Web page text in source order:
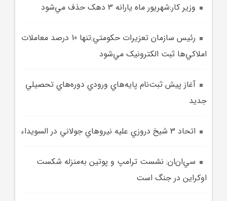
وزير کار:شهريور ماه يارانه 3 دهک حذف مي‌شود
رئيس سازمان تعزيرات حکومتي:تنها 10 درصد معاملات
املاکي‌ها ثبت الکترونيک مي‌شود
آغاز پيش ثبت‌نام پايه‌هاي ورودي دوره‌هاي تحصيلي
جديد
اتحاد 3 شيخ دروزي عليه نيروهاي جولاني در السويداء
سي‌ان‌ان: نشست ترامپ و پوتين به‌منزله شکست
اوکراين در جنگ است